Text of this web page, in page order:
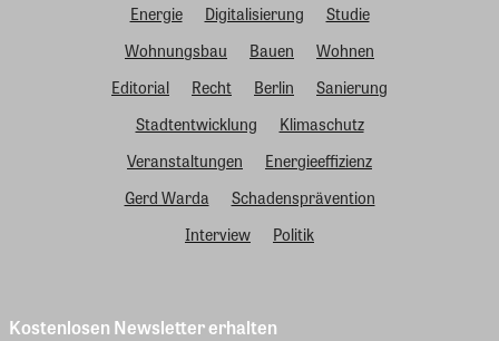
Energie Digitalisierung
Studie
Wohnungsbau
Bauen
Wohnen
Editorial
Recht Berlin
Sanierung
Stadtentwicklung
Klimaschutz
Veranstaltungen
Energieeffizienz
Gerd Warda
Schadensprävention
Interview
Politik
Kostenlosen Newsletter erhalten